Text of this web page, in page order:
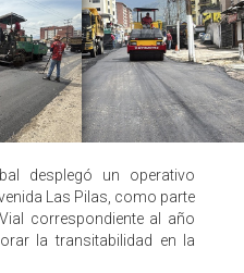
desplegó un operativo
Las Pilas, como parte
correspondiente al año
la transitabilidad en la